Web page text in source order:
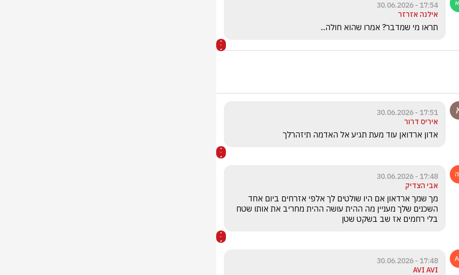
17:54 - 30.06.2026
אילנה אזרזר
תראו מי שמדבר? אמרו שהוא חולה...
17:51 - 30.06.2026
איריס דרור
אדון ארדואן עוד מעת תגיע אל האדמה תיזהרלך
17:48 - 30.06.2026
אבי הצדיק
בלי רחמים אז שב בשקט שטן
17:48 - 30.06.2026
AVI AVI